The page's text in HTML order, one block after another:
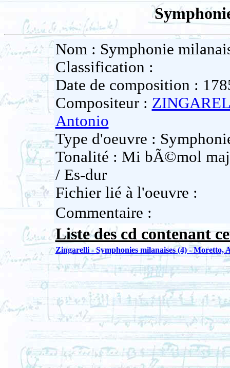
Nom : Symphonie
Classification :
Date de composition :
Compositeur :
Antonio
Type d'oeuvre :
Tonalité : Mi bÃ©mol
/ Es-dur
Fichier lié à l'oeuvre :
Commentaire :
Liste des cd contenant
Zingarelli - Symphonies milanaises (4) - Moretto,